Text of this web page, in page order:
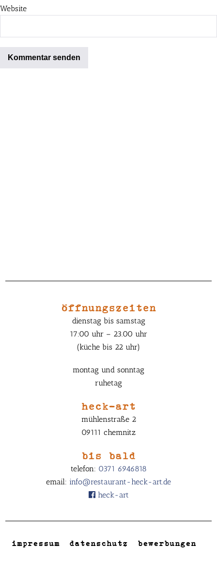
Website
öffnungszeiten
dienstag bis samstag
17:00 uhr – 23.00 uhr
(küche bis 22 uhr)
montag und sonntag
ruhetag
heck-art
mühlenstraße 2
09111 chemnitz
bis bald
telefon: 0371 6946818
email: info@restaurant-heck-art.de
heck-art
impressum datenschutz bewerbungen